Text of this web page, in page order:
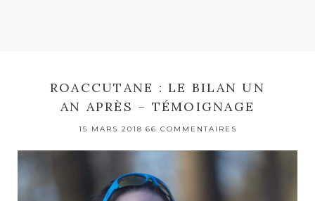
ROACCUTANE : LE BILAN UN
AN APRÈS – TÉMOIGNAGE
15 MARS 2018 66 COMMENTAIRES